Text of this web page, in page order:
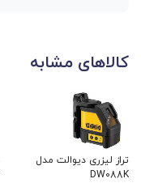
کالاهای مشابه
تراز لیزری دیوالت مدل
DW088K